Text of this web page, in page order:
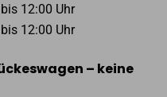
12:00 Uhr
12:00 Uhr
– keine